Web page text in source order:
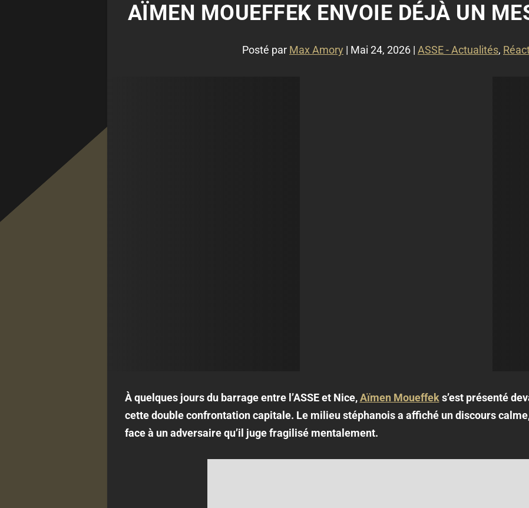
AÏMEN MOUEFFEK ENVOIE DÉJÀ UN
Posté par Max Amory | Mai 24, 2026 | ASSE - Actualités,
À quelques jours du barrage entre l’ASSE et Nice,Aïmen Moueffeks’est présenté
cette double confrontation capitale. Le milieu stéphanois a affiché un discours
face à un adversaire qu’il juge fragilisé mentalement.